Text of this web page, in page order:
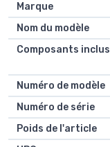
Marque
Nom du modèle
Composants inclus
Numéro de modèle
Numéro de série
Poids de l'article